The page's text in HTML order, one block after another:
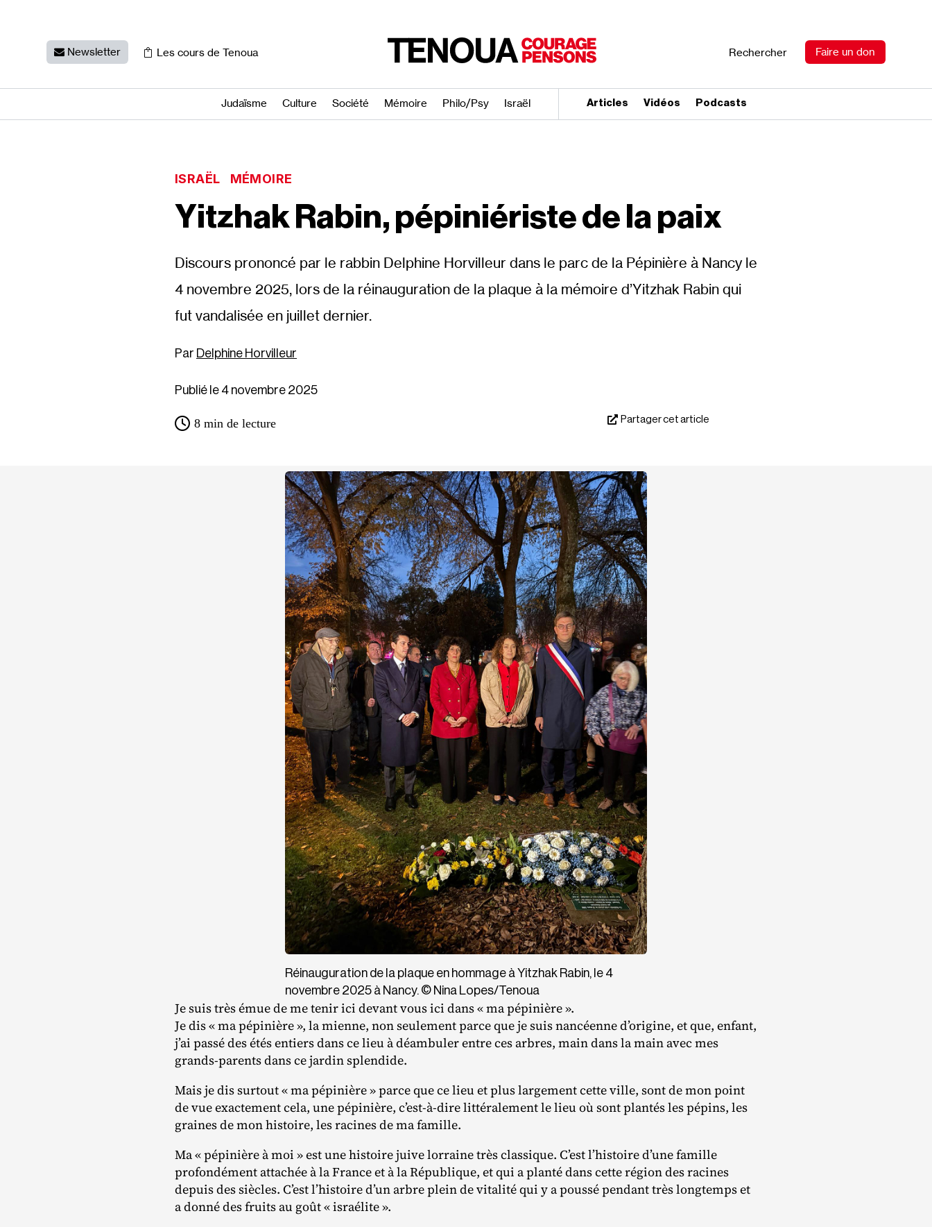
Newsletter Les cours de Tenoua Rechercher Faire un don
Judaïsme Culture Société Mémoire Philo/​Psy Israël Articles Vidéos Podcasts
ISRAËL MÉMOIRE
Yitzhak Rabin, pépiniériste de la paix
Discours prononcé par le rabbin Delphine Horvilleur dans le parc de la Pépinière à Nancy le
4 novembre 2025, lors de la réinauguration de la plaque à la mémoire d’Yitzhak Rabin qui
fut vandalisée en juillet dernier.
Delphine Horvilleur
Publié le 4 novembre 2025
8 min de lecture Partager cet article
Réinauguration de la plaque en hommage à Yitzhak Rabin, le 4
novembre 2025 à Nancy. © Nina Lopes/​Tenoua
Je suis très émue de me tenir ici devant vous ici dans « ma pépinière ».
Je dis « ma pépinière », la mienne, non seulement parce que je suis nancéenne d’origine, et que, enfant,
j’ai passé des étés entiers dans ce lieu à déambuler entre ces arbres, main dans la main avec mes
grands‐​parents dans ce jardin splendide.
Mais je dis surtout « ma pépinière » parce que ce lieu et plus largement cette ville, sont de mon point
de vue exactement cela, une pépinière, c’est-à-dire littéralement le lieu où sont plantés les pépins, les
graines de mon histoire, les racines de ma famille.
Ma « pépinière à moi » est une histoire juive lorraine très classique. C’est l’histoire d’une famille
profondément attachée à la France et à la République, et qui a planté dans cette région des racines
depuis des siècles. C’est l’histoire d’un arbre plein de vitalité qui y a poussé pendant très longtemps et
a donné des fruits au goût « israélite ».